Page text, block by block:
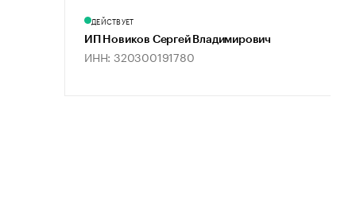
ДЕЙСТВУЕТ
ИП Новиков Сергей Владимирович
ИНН: 320300191780